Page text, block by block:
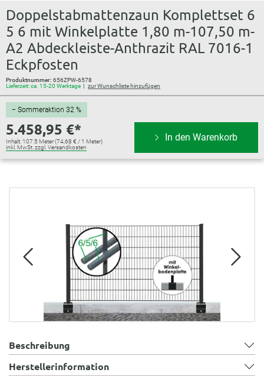
Doppelstabmattenzaun Komplettset 6
5 6 mit Winkelplatte 1,80 m-107,50 m-
A2 Abdeckleiste-Anthrazit RAL 7016-1
Eckpfosten
Produktnummer: 656ZPW-6578
Lieferzeit: ca. 15-20 Werktage
zur Wunschliste hinzufügen
− Sommeraktion 32 %
5.458,95 €*
Inhalt: 107.5 Meter(74,68 € / 1 Meter)
inkl. MwSt. zzgl. Versandkosten
In den Warenkorb
Beschreibung
Herstellerinformation